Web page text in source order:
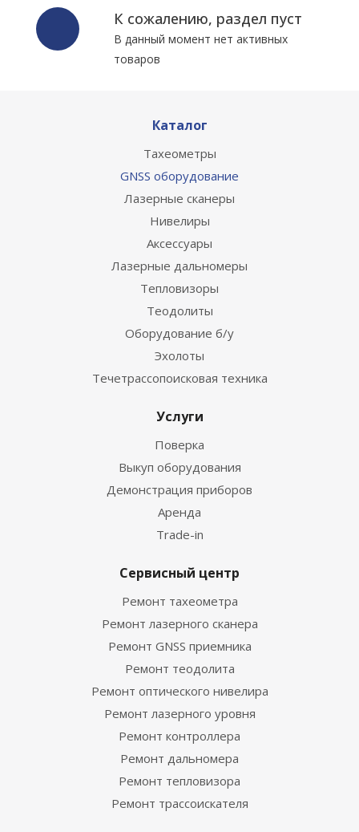
К сожалению, раздел пуст
В данный момент нет активных
товаров
Каталог
Тахеометры
GNSS оборудование
Лазерные сканеры
Нивелиры
Аксессуары
Лазерные дальномеры
Тепловизоры
Теодолиты
Оборудование б/у
Эхолоты
Течетрассопоисковая техника
Услуги
Поверка
Выкуп оборудования
Демонстрация приборов
Аренда
Trade-in
Сервисный центр
Ремонт тахеометра
Ремонт лазерного сканера
Ремонт GNSS приемника
Ремонт теодолита
Ремонт оптического нивелира
Ремонт лазерного уровня
Ремонт контроллера
Ремонт дальномера
Ремонт тепловизора
Ремонт трассоискателя